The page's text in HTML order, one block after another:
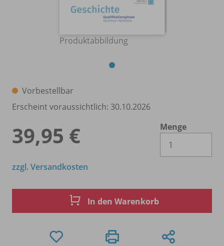
Produktabbildung
Vorbestellbar
Erscheint voraussichtlich: 30.10.2026
39,95 €
Menge
zzgl. Versandkosten
In den Warenkorb